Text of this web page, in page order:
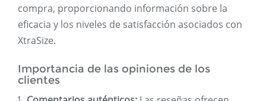
compra, proporcionando información sobre la
eficacia y los niveles de satisfacción asociados con
XtraSize.
Importancia de las opiniones de los
clientes